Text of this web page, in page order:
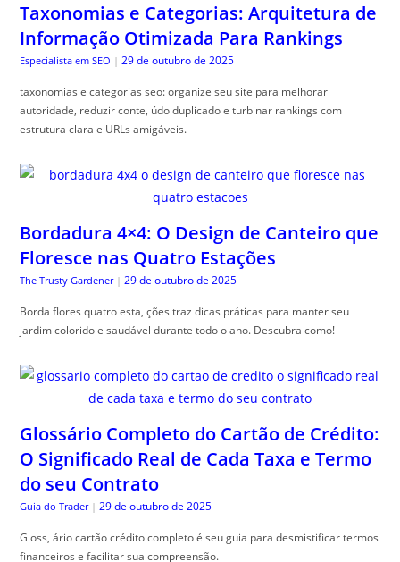
Taxonomias e Categorias: Arquitetura de
Informação Otimizada Para Rankings
Especialista em SEO | 29 de outubro de 2025
taxonomias e categorias seo: organize seu site para melhorar
autoridade, reduzir conte, údo duplicado e turbinar rankings com
estrutura clara e URLs amigáveis.
Bordadura 4×4: O Design de Canteiro que
Floresce nas Quatro Estações
The Trusty Gardener | 29 de outubro de 2025
Borda flores quatro esta, ções traz dicas práticas para manter seu
jardim colorido e saudável durante todo o ano. Descubra como!
Glossário Completo do Cartão de Crédito:
O Significado Real de Cada Taxa e Termo
do seu Contrato
Guia do Trader | 29 de outubro de 2025
Gloss, ário cartão crédito completo é seu guia para desmistificar termos
financeiros e facilitar sua compreensão.